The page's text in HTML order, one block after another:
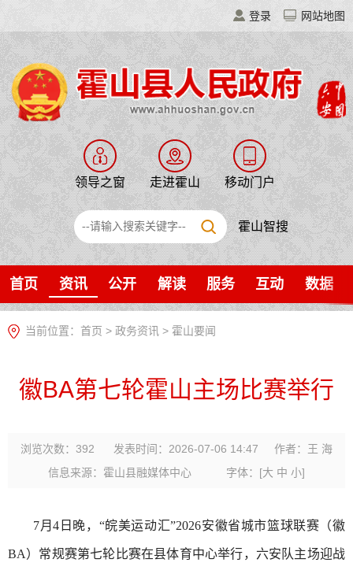
登录 网站地图
领导之窗 走进霍山 移动门户
霍山智搜
首页 资讯 公开 解读 服务 互动 数据
当前位置： 首页 > 政务资讯 > 霍山要闻
徽BA第七轮霍山主场比赛举行
浏览次数： 392 发表时间：2026-07-06 14:47
作者：王 海
信息来源：霍山县融媒体中心
字体： [大 中 小]
7月4日晚，“皖美运动汇”2026安徽省城市篮球联赛（徽
BA）常规赛第七轮比赛在县体育中心举行，六安队主场迎战